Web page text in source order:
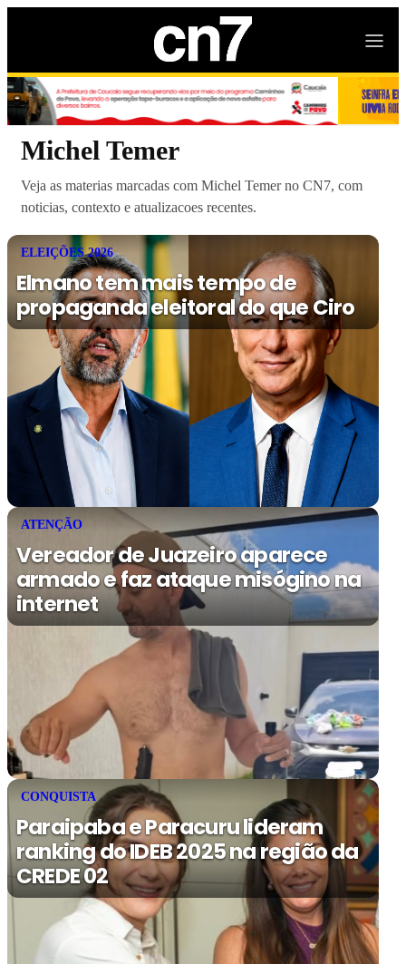
Michel Temer
Veja as materias marcadas com Michel Temer no CN7, com
noticias, contexto e atualizacoes recentes.
ELEIÇÕES 2026
Elmano tem mais tempo de
propaganda eleitoral do que Ciro
ATENÇÃO
Vereador de Juazeiro aparece
armado e faz ataque misógino na
internet
CONQUISTA
Paraipaba e Paracuru lideram
ranking do IDEB 2025 na região da
CREDE 02